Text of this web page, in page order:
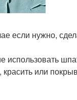
если нужно,
использовать
или